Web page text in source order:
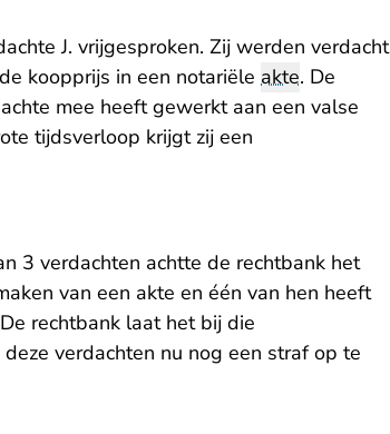
J. vrijgesproken. Zij werden verdacht
koopprijs in een notariële akte. De
mee heeft gewerkt aan een valse
tijdsverloop krijgt zij een
3 verdachten achtte de rechtbank het
van een akte en één van hen heeft
rechtbank laat het bij die
verdachten nu nog een straf op te